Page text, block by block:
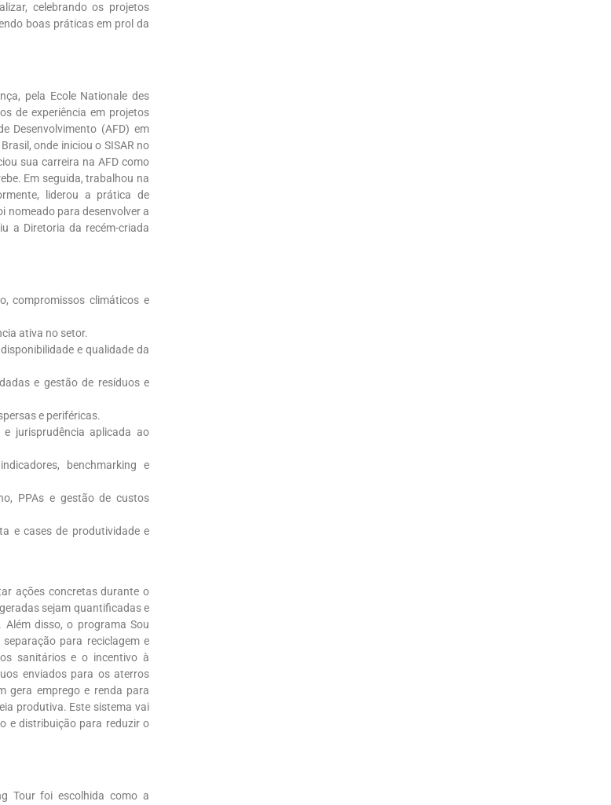
celebrando os projetos
boas práticas em prol da
pela Ecole Nationale des
de experiência em projetos
Desenvolvimento (AFD) em
onde iniciou o SISAR no
sua carreira na AFD como
Em seguida, trabalhou na
liderou a prática de
nomeado para desenvolver a
a Diretoria da recém-criada
compromissos climáticos e
ativa no setor.
e qualidade da
e gestão de resíduos e
e periféricas.
e jurisprudência aplicada ao
benchmarking e
PPAs e gestão de custos
e cases de produtividade e
ações concretas durante o
sejam quantificadas e
disso, o programa Sou
para reciclagem e
sanitários e o incentivo à
enviados para os aterros
gera emprego e renda para
produtiva. Este sistema vai
e distribuição para reduzir o
Tour foi escolhida como a